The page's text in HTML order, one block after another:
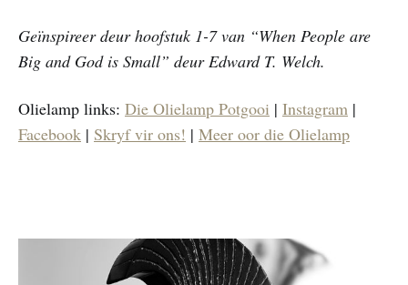
Geïnspireer deur hoofstuk 1-7 van “When People are
Big and God is Small” deur Edward T. Welch.
Olielamp links: Die Olielamp Potgooi | Instagram |
Facebook | Skryf vir ons! | Meer oor die Olielamp